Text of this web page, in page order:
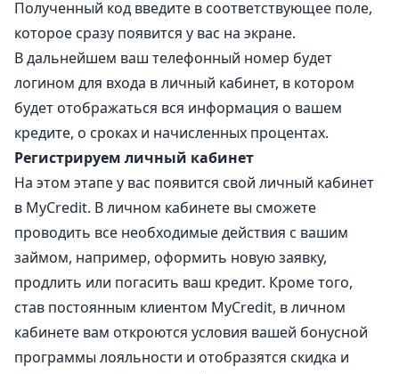
Полученный код введите в соответствующее поле,
которое сразу появится у вас на экране.
В дальнейшем ваш телефонный номер будет
логином для входа в личный кабинет, в котором
будет отображаться вся информация о вашем
кредите, о сроках и начисленных процентах.
Регистрируем личный кабинет
На этом этапе у вас появится свой личный кабинет
в MyCredit. В личном кабинете вы сможете
проводить все необходимые действия с вашим
займом, например, оформить новую заявку,
продлить или погасить ваш кредит. Кроме того,
став постоянным клиентом MyCredit, в личном
кабинете вам откроются условия вашей бонусной
программы лояльности и отобразятся скидка и